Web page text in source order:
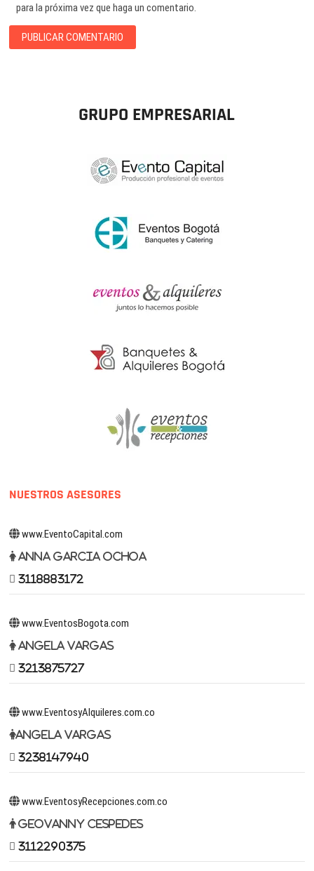
para la próxima vez que haga un comentario.
GRUPO EMPRESARIAL
NUESTROS ASESORES
www.EventoCapital.com
Anna Garcia Ochoa
3118883172
www.EventosBogota.com
Angela Vargas
3213875727
www.EventosyAlquileres.com.co
Angela Vargas
3238147940
www.EventosyRecepciones.com.co
Geovanny Cespedes
3112290375